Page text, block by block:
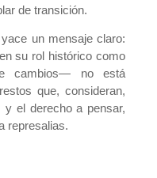
de transición.
un mensaje claro:
su rol histórico como
cambios— no está
que, consideran,
y el derecho a pensar,
represalias.